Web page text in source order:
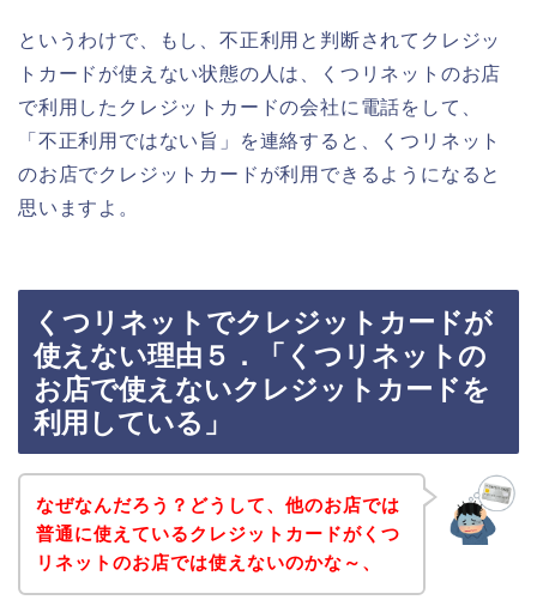
というわけで、もし、不正利用と判断されてクレジッ
トカードが使えない状態の人は、くつリネットのお店
で利用したクレジットカードの会社に電話をして、
「不正利用ではない旨」を連絡すると、くつリネット
のお店でクレジットカードが利用できるようになると
思いますよ。
くつリネットでクレジットカードが
使えない理由５．「くつリネットの
お店で使えないクレジットカードを
利用している」
なぜなんだろう？どうして、他のお店では
普通に使えているクレジットカードがくつ
リネットのお店では使えないのかな～、